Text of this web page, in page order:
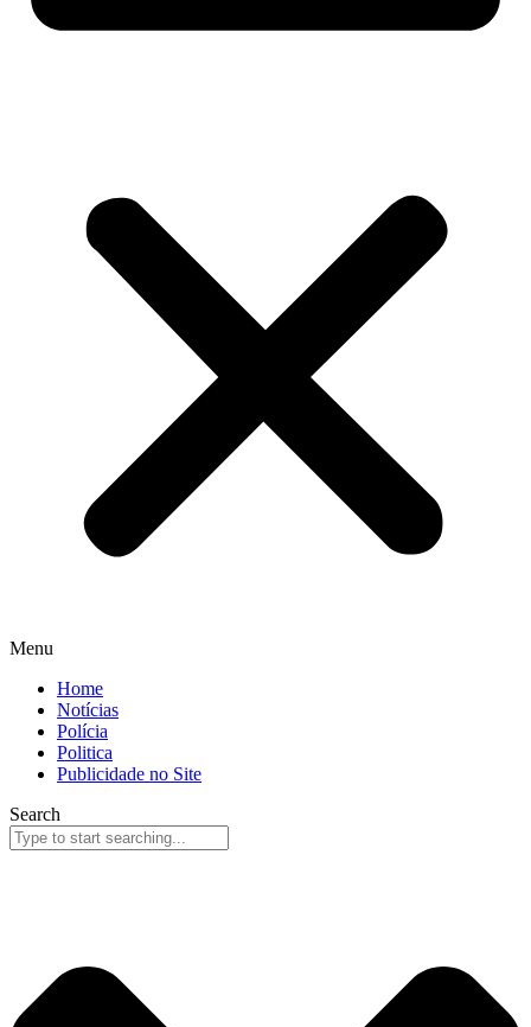
Menu
Home
Notícias
Polícia
Politica
Publicidade no Site
Search